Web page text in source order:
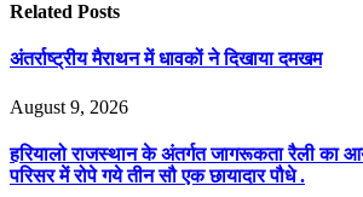
Related Posts
अंतर्राष्ट्रीय मैराथन में धावकों ने दिखाया दमखम
August 9, 2026
हरियालो राजस्थान के अंतर्गत जागरूकता रैली का
परिसर में रोपे गये तीन सौ एक छायादार पौधे .